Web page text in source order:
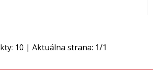
10 | Aktuálna strana: 1/1